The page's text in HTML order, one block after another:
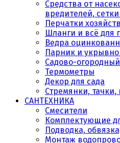
Средства от
вредителей,
Перчатки
Шланги и всё для
Ведра
Парник и
Садово-
Термометры
Декор для сада
Стремянки, тачки,
САНТЕХНИКА
Смесители
Комплектующие
Подводка,
Монтаж